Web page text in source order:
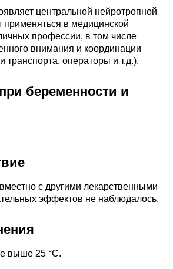
центральной нейротропной
применяться в медицинской
профессии, в том числе
внимания и координации
транспорта, операторы и т.д.).
беременности и
с другими лекарственными
эффектов не наблюдалось.
выше 25 °С.